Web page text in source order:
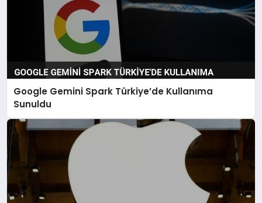
Google Gemini Spark Türkiye’de Kullanıma
Sunuldu